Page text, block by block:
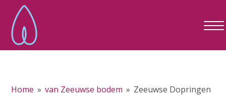
Home » van Zeeuwse bodem » Zeeuwse Dopringen